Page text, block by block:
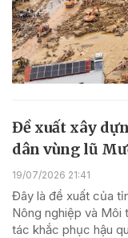
Đề xuất xây
dân vùng lũ
19/07/2026 21:41
Đây là đề xuất của
Nông nghiệp và Môi
tác khắc phục hậu